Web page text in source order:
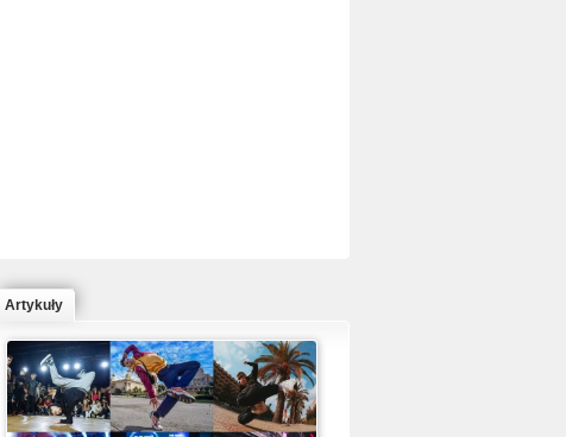
Kaczorex w najnowszym klipie: HRYPA
– Kobieta z walizką
Artykuły